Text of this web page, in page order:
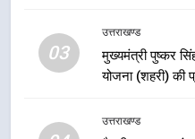
03
उत्तराखण्ड
मुख्यमंत्री पुष्कर
योजना (शहरी) की
उत्तराखण्ड
प्रगति
उत्तराखण्ड